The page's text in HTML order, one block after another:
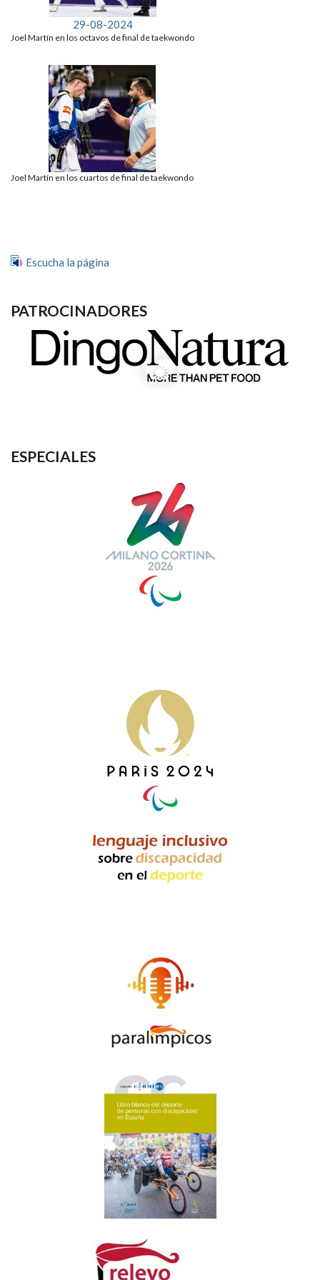
29-08-2024
Joel Martín en los octavos de final de taekwondo
Joel Martín en los cuartos de final de taekwondo
Escucha la página
PATROCINADORES
ESPECIALES